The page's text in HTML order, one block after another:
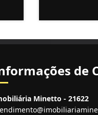
de
Minetto - 21622